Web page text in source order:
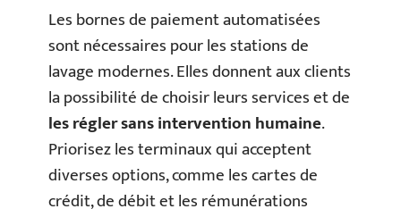
Les bornes de paiement automatisées
sont nécessaires pour les stations de
lavage modernes. Elles donnent aux clients
la possibilité de choisir leurs services et de
les régler sans intervention humaine.
Priorisez les terminaux qui acceptent
diverses options, comme les cartes de
crédit, de débit et les rémunérations